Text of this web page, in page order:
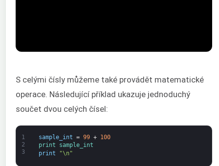
S celými čísly můžeme také provádět matematické
operace. Následující příklad ukazuje jednoduchý
součet dvou celých čísel:
1
2
3
sample_int = 99 +
100
print
sample_int
print
"\n"